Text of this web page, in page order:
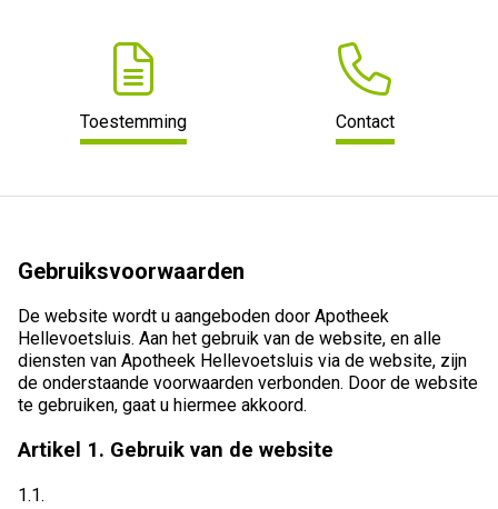
Toestemming Contact
Gebruiksvoorwaarden
De website wordt u aangeboden door Apotheek
Hellevoetsluis. Aan het gebruik van de website, en alle
diensten van Apotheek Hellevoetsluis via de website, zijn
de onderstaande voorwaarden verbonden. Door de website
te gebruiken, gaat u hiermee akkoord.
Artikel 1. Gebruik van de website
1.1.